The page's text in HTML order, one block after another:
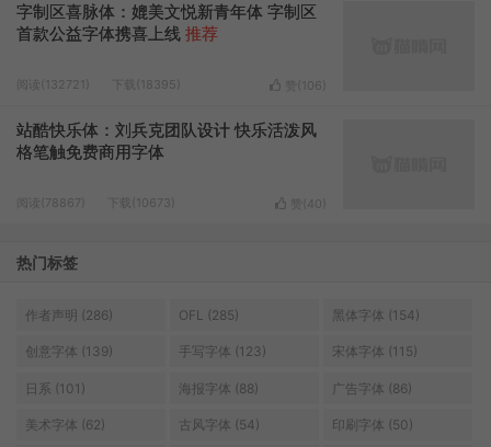
字制区喜脉体：媲美文悦新青年体 字制区
首款公益字体携喜上线 推荐
阅读(132721) 下载(18395) 106
站酷快乐体：刘兵克团队设计 快乐活泼风
格笔触免费商用字体
阅读(78867) 下载(10673) 40
热门标签
作者声明 (286) OFL (285) 黑体字体 (154)
创意字体 (139) 手写字体 (123) 宋体字体 (115)
日系 (101) 海报字体 (88) 广告字体 (86)
美术字体 (62) 古风字体 (54) 印刷字体 (50)